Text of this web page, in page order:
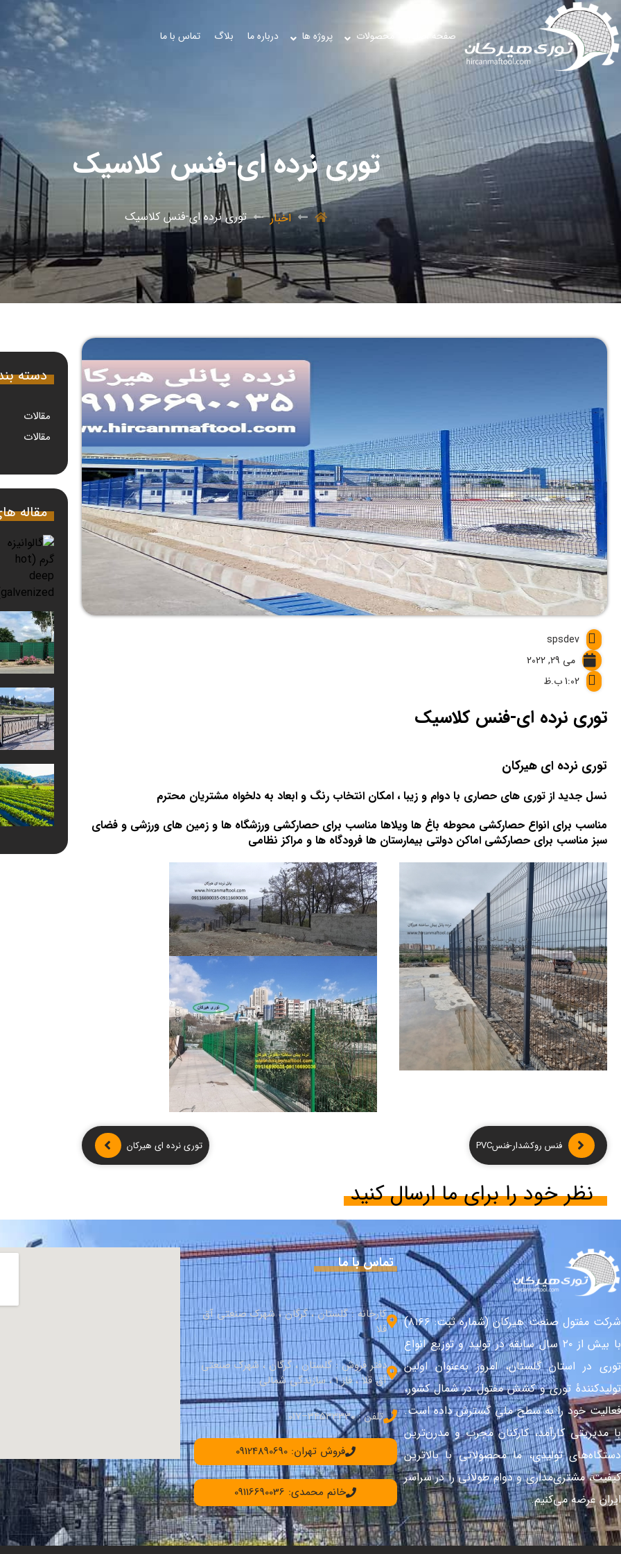
صفحه اصلی محصولات پروژه ها درباره ما بلاگ تماس با ما
توری نرده ای-فنس کلاسیک
اخبار توری نرده ای-فنس کلاسیک
spsdev
می 29, 2022
1:02 ب.ظ
توری نرده ای-فنس کلاسیک
توری نرده ای هیرکان
نسل جدید از توری های حصاری با دوام و زیبا ، امکان انتخاب رنگ و ابعاد به دلخواه مشتریان محترم
مناسب برای انواع حصارکشی محوطه باغ ها ویلاها مناسب برای حصارکشی ورزشگاه ها و زمین های ورزشی و فضای
سبز مناسب برای حصارکشی اماکن دولتی بیمارستان ها فرودگاه ها و مراکز نظامی
فنس روکشدار-فنسPVC توری نرده ای هیرکان
نظر خود را برای ما ارسال کنید
دسته
مقالات
مقالات
مقاله
شرکت مفتول صنعت هیرکان (شماره ثبت: ۸۱۶۶)
با بیش از ۲۰ سال سابقه در تولید و توزیع انواع
توری در استان گلستان، امروز به‌عنوان اولین
تولیدکنندهٔ توری و کشش مفتول در شمال کشور،
فعالیت خود را به سطح ملی گسترش داده است.
با مدیریتی کارآمد، کارکنان مجرب و مدرن‌ترین
دستگاه‌های تولیدی، ما محصولاتی با بالاترین
کیفیت، مشتری‌مداری و دوام طولانی را در سراسر
ایران عرضه می‌کنیم.
تماس با ما
کارخانه : گلستان ، گرگان ، شهرک صنعتی آق
قلا
دفتر فروش : گلستان ، گرگان ، شهرک صنعتی
آق قلا ، فاز 1 ، سازندگی شمالی
تلفن : 34533330–017
فروش تهران: 09124890690
خانم محمدی: 09116690036